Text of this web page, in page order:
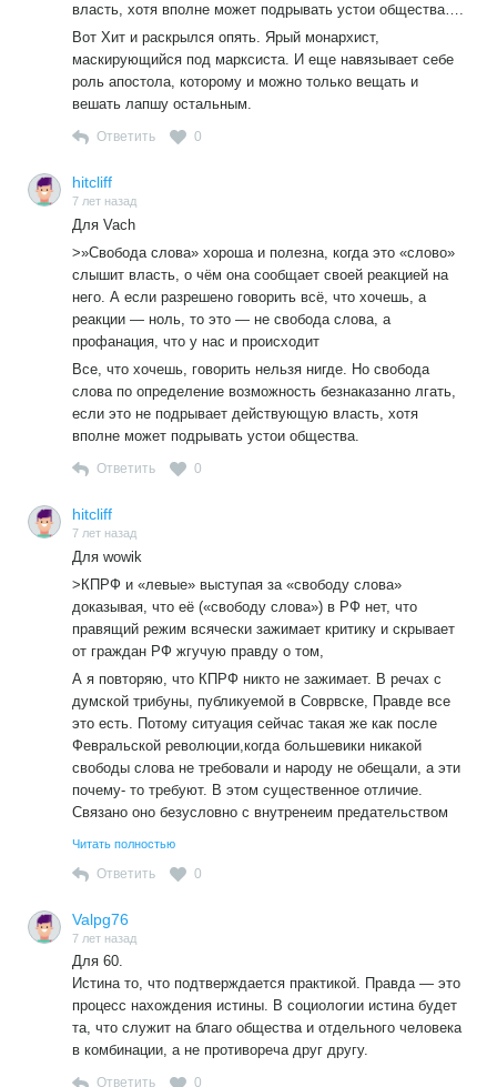
власть, хотя вполне может подрывать устои общества….
Вот Хит и раскрылся опять. Ярый монархист,
маскирующийся под марксиста. И еще навязывает себе
роль апостола, которому и можно только вещать и
вешать лапшу остальным.
Ответить 0
hitcliff
7 лет назад
Для Vach
>»Свобода слова» хороша и полезна, когда это «слово»
слышит власть, о чём она сообщает своей реакцией на
него. А если разрешено говорить всё, что хочешь, а
реакции — ноль, то это — не свобода слова, а
профанация, что у нас и происходит
Все, что хочешь, говорить нельзя нигде. Но свобода
слова по определение возможность безнаказанно лгать,
если это не подрывает действующую власть, хотя
вполне может подрывать устои общества.
Ответить 0
hitcliff
7 лет назад
Для wowik
>КПРФ и «левые» выступая за «свободу слова»
доказывая, что её («свободу слова») в РФ нет, что
правящий режим всячески зажимает критику и скрывает
от граждан РФ жгучую правду о том,
А я повторяю, что КПРФ никто не зажимает. В речах с
думской трибуны, публикуемой в Соврвске, Правде все
это есть. Потому ситуация сейчас такая же как после
Февральской революции,когда большевики никакой
свободы слова не требовали и народу не обещали, а эти
почему- то требуют. В этом существенное отличие.
Связано оно безусловно с внутренеим предательством
менять не станут, если каким- то чудом побелят на
Так что отставивают свободу слова не все, а липовые
борцы с режимом. Вот они так поступают. А настояшие
борцы так не поступали. И не будут поступать,если вновь
появяться. И переобуваться на лету у них нужды не
будет, возвращая цензуру.
Читать полностью
Ответить 0
Valpg76
7 лет назад
Для 60.
Истина то, что подтверждается практикой. Правда — это
процесс нахождения истины. В социологии истина будет
та, что служит на благо общества и отдельного человека
в комбинации, а не противореча друг другу.
Ответить 0